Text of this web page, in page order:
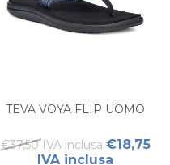
TEVA VOYA FLIP UOMO
€37,50 IVA inclusa €18,75
IVA inclusa